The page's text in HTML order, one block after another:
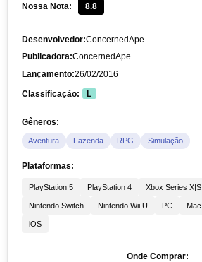
Nossa Nota: 8.8
Desenvolvedor:ConcernedApe
Publicadora:ConcernedApe
Lançamento:26/02/2016
Classificação: L
Gêneros:
Aventura Fazenda RPG Simulação
Plataformas:
PlayStation 5 PlayStation 4 Xbox Series X|S
Nintendo Switch Nintendo Wii U PC Mac
iOS
Onde Comprar: